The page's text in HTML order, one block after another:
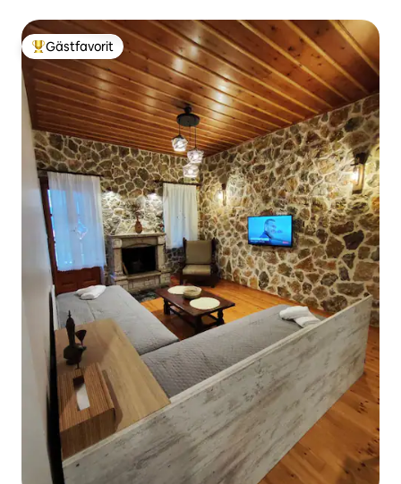
Populär gästfavorit
Gästfavorit